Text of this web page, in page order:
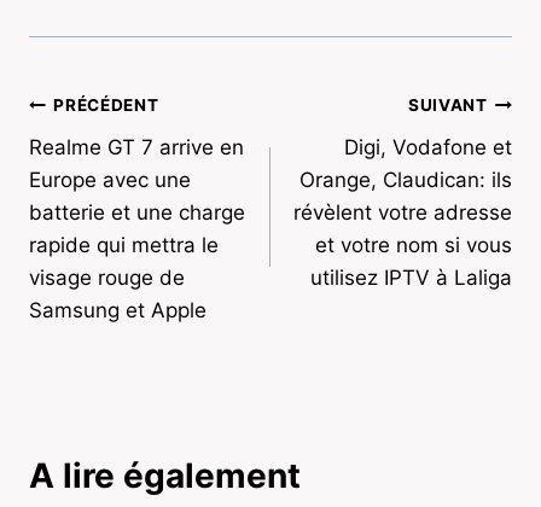
Navigation
de
l’article
PRÉCÉDENT
Realme GT 7 arrive en
Europe avec une
batterie et une charge
rapide qui mettra le
visage rouge de
Samsung et Apple
SUIVANT
Digi, Vodafone et
Orange, Claudican: ils
révèlent votre adresse
et votre nom si vous
utilisez IPTV à Laliga
A lire également